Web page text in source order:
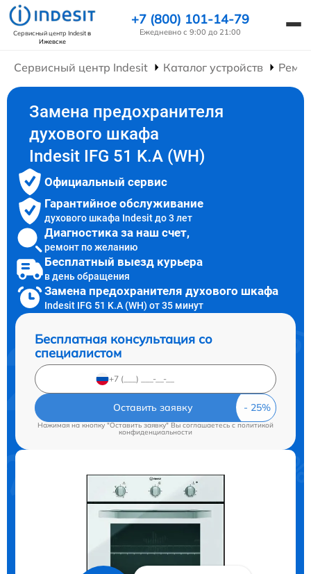
Сервисный центр Indesitв
Ижевске
+7 (800) 101-14-79
Ежедневно с 9:00 до 21:00
Сервисный центр Indesit Каталог устройств
Замена предохранителя
духового шкафа
Indesit IFG 51 K.A (WH)
Официальный сервис
Гарантийное обслуживание
духового шкафа Indesit до 3 лет
Диагностика за наш счет,
ремонт по желанию
Бесплатный выезд курьера
в день обращения
Замена предохранителя духового шкафа
Indesit IFG 51 K.A (WH) от 35 минут
Бесплатная консультация со
специалистом
Оставить заявку
Нажимая на кнопку "Оставить заявку" Вы соглашаетесь cполитикой
конфиденциальности